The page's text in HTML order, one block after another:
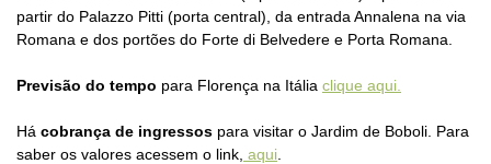
partir do Palazzo Pitti (porta central), da entrada Annalena na via
Romana e dos portões do Forte di Belvedere e Porta Romana.
Previsão do tempo para Florença na Itália clique aqui.
Há cobrança de ingressos para visitar o Jardim de Boboli. Para
saber os valores acessem o link, aqui